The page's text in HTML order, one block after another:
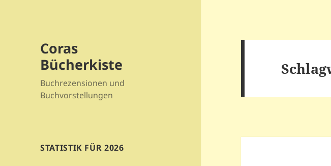
Coras
Bücherkiste
Buchrezensionen und
Buchvorstellungen
STATISTIK FÜR 2026